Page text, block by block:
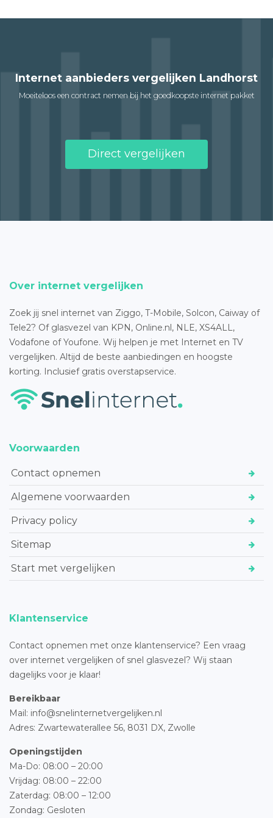
Internet aanbieders vergelijken Landhorst
Moeiteloos een contract nemen bij het goedkoopste internet pakket
Direct vergelijken
Over internet vergelijken
Zoek jij snel internet van Ziggo, T-Mobile, Solcon, Caiway of
Tele2? Of glasvezel van KPN, Online.nl, NLE, XS4ALL,
Vodafone of Youfone. Wij helpen je met Internet en TV
vergelijken. Altijd de beste aanbiedingen en hoogste
korting. Inclusief gratis overstapservice.
Voorwaarden
Contact opnemen
Algemene voorwaarden
Privacy policy
Sitemap
Start met vergelijken
Klantenservice
Contact opnemen met onze klantenservice? Een vraag
over internet vergelijken of snel glasvezel? Wij staan
dagelijks voor je klaar!
Bereikbaar
Mail: info@snelinternetvergelijken.nl
Adres: Zwartewaterallee 56, 8031 DX, Zwolle
Openingstijden
Ma-Do: 08:00 – 20:00
Vrijdag: 08:00 – 22:00
Zaterdag: 08:00 – 12:00
Zondag: Gesloten